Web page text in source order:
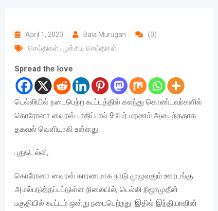
April 1, 2020 Bala Murugan
(0)
செய்திகள் , முக்கிய செய்திகள்
Spread the love
டெல்லியில் நடைபெற்ற கூட்டத்தில் கலந்து கொண்டவர்களில்
கொரோனா வைரஸ் பாதிப்பால் 9 பேர் மரணம் அடைந்ததாக
தகவல் வெளியாகி உள்ளது.
புதுடெல்லி,
கொரோனா வைரஸ் காரணமாக நாடு முழுவதும் ஊரடங்கு
அமல்படுத்தப்பட்டுள்ள நிலையில், டெல்லி நிஜாமுதீன்
பகுதியில் கூட்டம் ஒன்று நடைபெற்றது. இதில் இந்தியாவின்